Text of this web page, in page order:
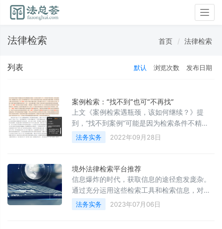
法律检索 首页 法律检索
列表 默认 浏览次数 发布日期
案例检索：“找不到”也可“不再找”
上文《案例检索遇瓶颈，该如何继续？》提
到，“找不到案例”可能是因为检索条件不精
准，或者检索时数据库中暂时没有案例，我们
可以“继续找案例”调整条件继续检索、订阅条
劳而无获，后续案例的更新在当下又显得遥不
可及，我们难道非要无休止地投入时间精力“不
找到案例不罢休”吗？
法务实务 2022年09月28日
境外法律检索平台推荐
信息爆炸的时代，获取信息的途径愈发庞杂。
通过充分运用这些检索工具和检索信息，对于
各个国家尤其是发达国家的检索需求基本都能
满足，各国主要法律的检索对我们来说再非难
法务实务 2023年07月06日